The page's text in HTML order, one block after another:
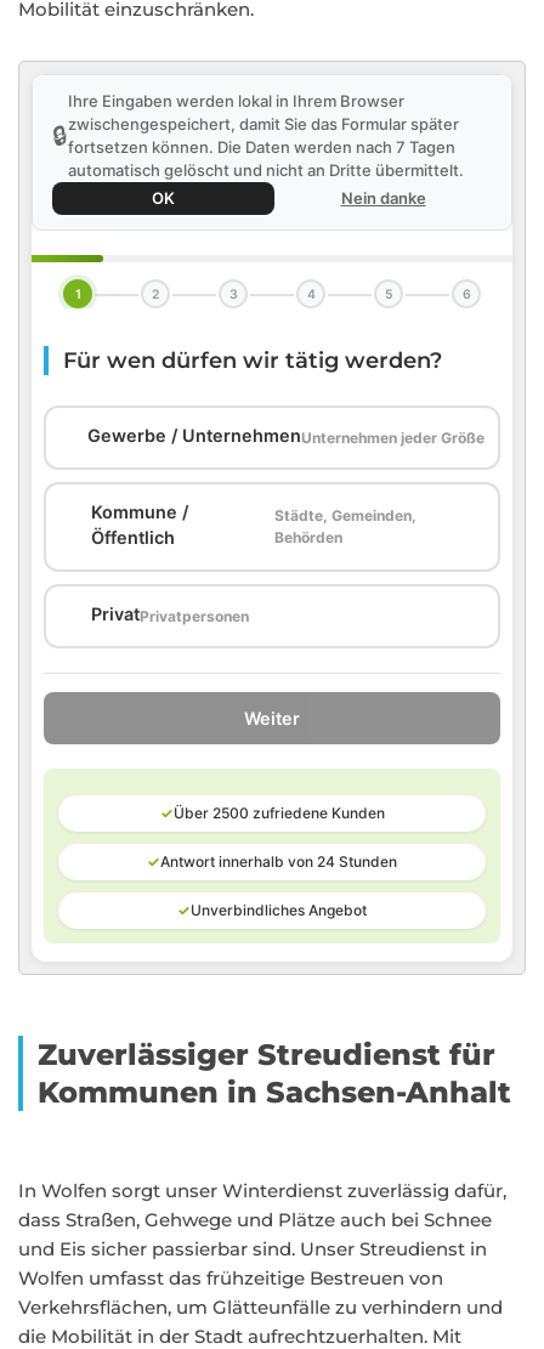
Mobilität einzuschränken.
🔒
Ihre Eingaben werden lokal in Ihrem Browser
zwischengespeichert, damit Sie das Formular später
fortsetzen können. Die Daten werden nach 7 Tagen
automatisch gelöscht und nicht an Dritte übermittelt.
OK
Nein danke
1 2 3 4 5 6
Für wen dürfen wir tätig werden?
Gewerbe / UnternehmenUnternehmen jeder Größe
Kommune /
Öffentlich
Städte, Gemeinden,
Behörden
PrivatPrivatpersonen
Weiter
✓Über 2500 zufriedene Kunden
✓Antwort innerhalb von 24 Stunden
✓Unverbindliches Angebot
Zuverlässiger Streudienst für
Kommunen in Sachsen-Anhalt
In Wolfen sorgt unser Winterdienst zuverlässig dafür,
dass Straßen, Gehwege und Plätze auch bei Schnee
und Eis sicher passierbar sind. Unser Streudienst in
Wolfen umfasst das frühzeitige Bestreuen von
Verkehrsflächen, um Glätteunfälle zu verhindern und
die Mobilität in der Stadt aufrechtzuerhalten. Mit